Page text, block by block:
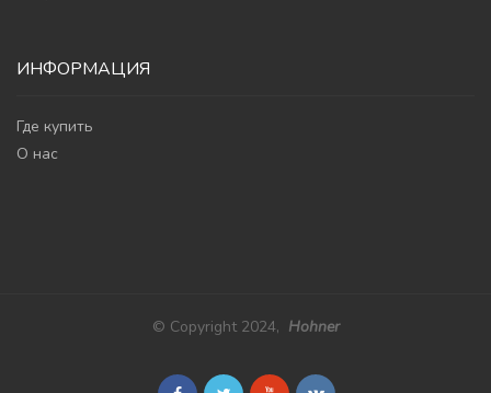
ИНФОРМАЦИЯ
Где купить
О нас
© Copyright 2024, Hohner